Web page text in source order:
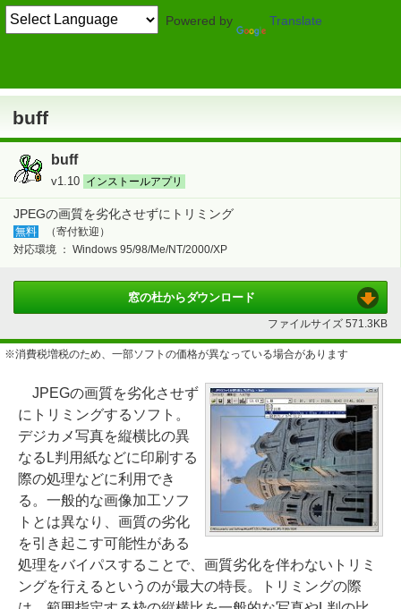
Powered by Translate
buff
buff
v1.10 インストールアプリ
JPEGの画質を劣化させずにトリミング
無料
（寄付歓迎）
対応環境 ： Windows 95/98/Me/NT/2000/XP
窓の杜からダウンロード
ファイルサイズ571.3KB
※消費税増税のため、一部ソフトの価格が異なっている場合があります
JPEGの画質を劣化させず
にトリミングするソフト。
デジカメ写真を縦横比の異
なるL判用紙などに印刷する
際の処理などに利用でき
る。一般的な画像加工ソフ
トとは異なり、画質の劣化
を引き起こす可能性がある
処理をバイパスすることで、画質劣化を伴わないトリミ
ングを行えるというのが最大の特長。トリミングの際